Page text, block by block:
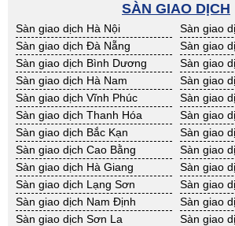
BĐS khác Ninh Thuận
BĐS khác
BĐS khác Quảng Bình
BĐS khác
BĐS khác Quảng Ngãi
BĐS khác
BĐS khác Cần Thơ
BĐS khác
BĐS khác Bạc Liêu
BĐS khác
BĐS khác Bình Phước
BĐS khác
BĐS khác Đồng Tháp
BĐS khác
BĐS khác Kiên Giang
BĐS khác
BĐS khác Sóc Trăng
BĐS khác
BĐS khác Tiền Giang
BĐS khác
BĐS khác Vĩnh Long
BĐS khác
BĐS khác Hưng Yên
BĐS khác
SÀN GIAO DỊCH
Sàn giao dịch Hà Nội
Sàn giao
Sàn giao dịch Đà Nẵng
Sàn giao
Sàn giao dịch Bình Dương
Sàn giao
Sàn giao dịch Hà Nam
Sàn giao
Sàn giao dịch Vĩnh Phúc
Sàn giao
Sàn giao dịch Thanh Hóa
Sàn giao
Sàn giao dịch Bắc Kạn
Sàn giao
Sàn giao dịch Cao Bằng
Sàn giao
Sàn giao dịch Hà Giang
Sàn giao
Sàn giao dịch Lạng Sơn
Sàn giao
Sàn giao dịch Nam Định
Sàn giao
Sàn giao dịch Sơn La
Sàn giao